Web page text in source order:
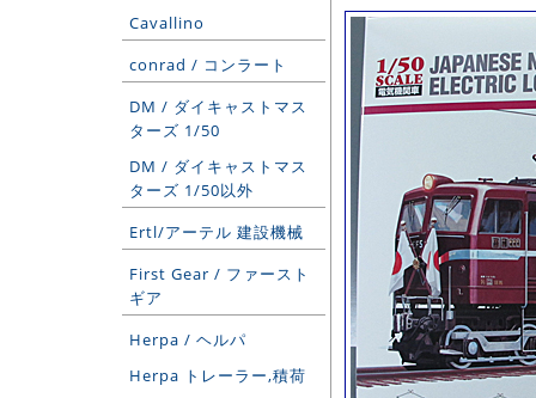
Cavallino
conrad / コンラート
DM / ダイキャストマス
ターズ 1/50
DM / ダイキャストマス
ターズ 1/50以外
Ertl/アーテル 建設機械
First Gear / ファースト
ギア
Herpa / ヘルパ
Herpa トレーラー,積荷